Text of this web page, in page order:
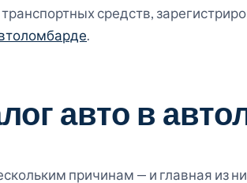
средств,
.
авто в
причинам — и главная из